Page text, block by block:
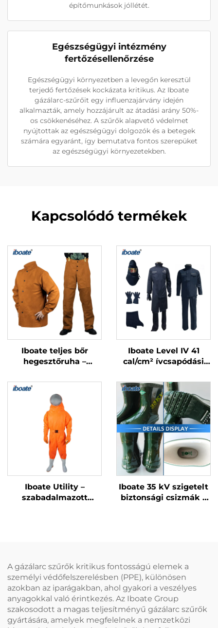
építőmunkások jóllétét.
Egészségügyi intézmény
fertőzésellenőrzése
Egészségügyi környezetben a levegőn keresztül
terjedő fertőzések kockázata kritikus. Az Iboate
gázálarc-szűrőit egy influenzajárvány idején
alkalmazták, amely hozzájárult az átadási arány 50%-
os csökkenéséhez. A szűrők alapvető védelmet
nyújtottak az egészségügyi dolgozók és a betegek
számára egyaránt, így bemutatva fontos szerepüket
az egészségügyi környezetekben.
Kapcsolódó termékek
Iboate teljes bőr
hegesztőruha –
hegesztőkabát és
nadrág készlet
Iboate Level IV 41
cal/cm² ívcsapódási
– ASTM-szabványnak
megfelelő elektromos
biztonsági ESB-készlet
Iboate Utility –
szabadalmazott
Iboate 35 kV szigetelt
biztonsági csizmák –
A gázálarc szűrők kritikus fontosságú elemek a
személyi védőfelszerelésben (PPE), különösen
azokban az iparágakban, ahol gyakori a veszélyes
anyagokkal való érintkezés. Az Iboate Group
szakosodott a magas teljesítményű gázálarc szűrők
gyártására, amelyek megfelelnek a nemzetközi